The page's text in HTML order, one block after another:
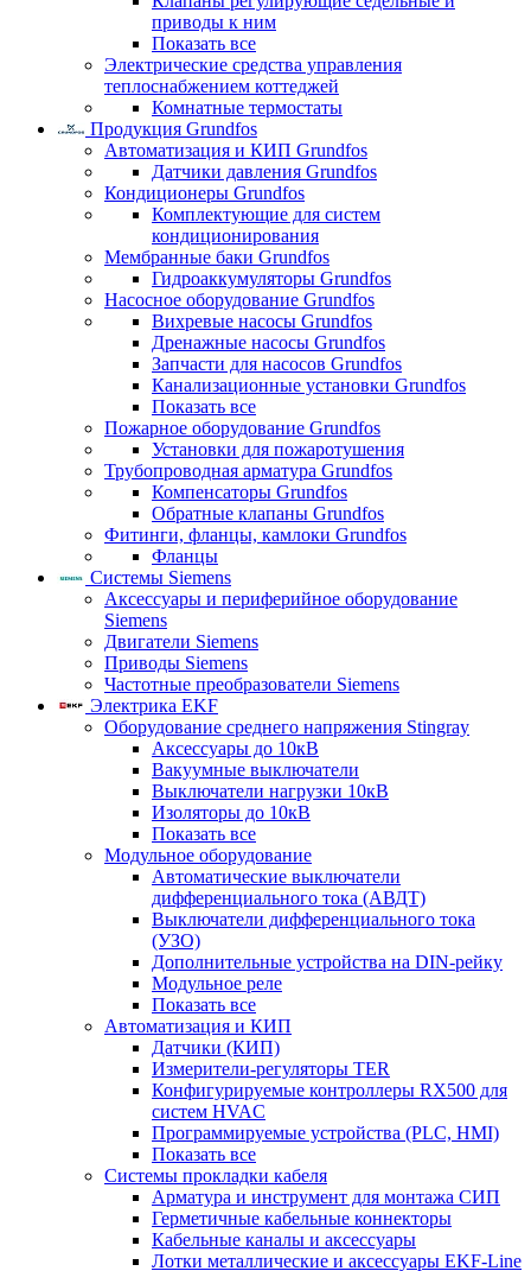
приводы к ним
Показать все
Электрические средства управления
теплоснабжением коттеджей
Комнатные термостаты
Продукция Grundfos
Автоматизация и КИП Grundfos
Датчики давления Grundfos
Кондиционеры Grundfos
Комплектующие для систем
кондиционирования
Мембранные баки Grundfos
Гидроаккумуляторы Grundfos
Насосное оборудование Grundfos
Вихревые насосы Grundfos
Дренажные насосы Grundfos
Запчасти для насосов Grundfos
Канализационные установки Grundfos
Показать все
Пожарное оборудование Grundfos
Установки для пожаротушения
Трубопроводная арматура Grundfos
Компенсаторы Grundfos
Обратные клапаны Grundfos
Фитинги, фланцы, камлоки Grundfos
Фланцы
Системы Siemens
Аксессуары и периферийное оборудование
Siemens
Двигатели Siemens
Приводы Siemens
Частотные преобразователи Siemens
Электрика EKF
Оборудование среднего напряжения Stingray
Аксессуары до 10кВ
Вакуумные выключатели
Выключатели нагрузки 10кВ
Изоляторы до 10кВ
Показать все
Модульное оборудование
Автоматические выключатели
дифференциального тока (АВДТ)
Выключатели дифференциального тока
(УЗО)
Дополнительные устройства на DIN-рейку
Модульное реле
Показать все
Автоматизация и КИП
Датчики (КИП)
Измерители-регуляторы TER
Конфигурируемые контроллеры RX500 для
систем HVAC
Программируемые устройства (PLC, HMI)
Показать все
Системы прокладки кабеля
Арматура и инструмент для монтажа СИП
Герметичные кабельные коннекторы
Кабельные каналы и аксессуары
Лотки металлические и аксессуары EKF-Line